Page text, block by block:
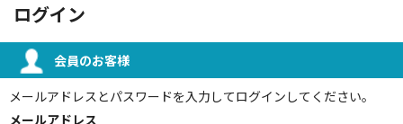
ログイン
会員のお客様
メールアドレスとパスワードを入力してログインしてください。
メールアドレス